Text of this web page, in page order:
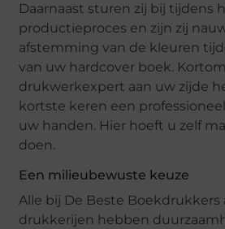
Daarnaast sturen zij bij tijdens
productieproces en zijn zij
afstemming van de kleuren
van uw hardcover boek.
drukwerkexpert aan uw zijde
kortste keren een
uw handen. Hier hoeft u zelf
doen.
Een milieubewuste keuze
Alle bij De Beste Boekdrukkers
drukkerijen hebben